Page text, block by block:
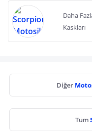
Daha
Kaskları
Diğer
Tüm